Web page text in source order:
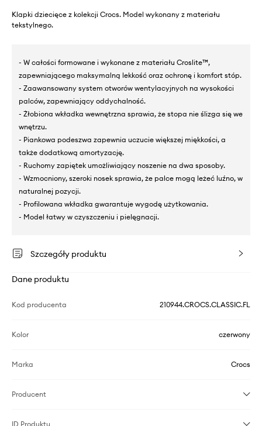
Klapki dziecięce z kolekcji Crocs. Model wykonany z materiału
tekstylnego.
- W całości formowane i wykonane z materiału Croslite™,
zapewniającego maksymalną lekkość oraz ochronę i komfort stóp.
- Zaawansowany system otworów wentylacyjnych na wysokości
palców, zapewniający oddychalność.
- Żłobiona wkładka wewnętrzna sprawia, że stopa nie ślizga się we
wnętrzu.
- Piankowa podeszwa zapewnia uczucie większej miękkości, a
także dodatkową amortyzację.
- Ruchomy zapiętek umożliwiający noszenie na dwa sposoby.
- Wzmocniony, szeroki nosek sprawia, że palce mogą leżeć luźno, w
naturalnej pozycji.
- Profilowana wkładka gwarantuje wygodę użytkowania.
- Model łatwy w czyszczeniu i pielęgnacji.
Szczegóły produktu
Dane produktu
Kod producenta 210944.CROCS.CLASSIC.FL
Kolor czerwony
Marka Crocs
Producent
ID Produktu